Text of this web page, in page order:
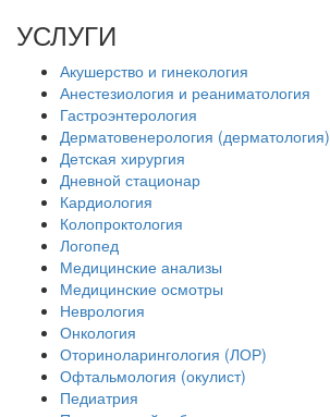
УСЛУГИ
Акушерство и гинекология
Анестезиология и реаниматология
Гастроэнтерология
Дерматовенерология (дерматология)
Детская хирургия
Дневной стационар
Кардиология
Колопроктология
Логопед
Медицинские анализы
Медицинские осмотры
Неврология
Онкология
Оториноларингология (ЛОР)
Офтальмология (окулист)
Педиатрия